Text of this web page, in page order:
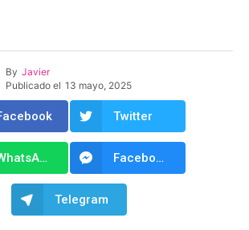
By Javier
Publicado el 13 mayo, 2025
Twitter
WhatsApp Facebook Messenger
Telegram